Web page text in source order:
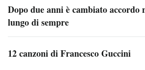
Dopo due anni è cambiato accordo
lungo di sempre
12 canzoni di Francesco Guccini